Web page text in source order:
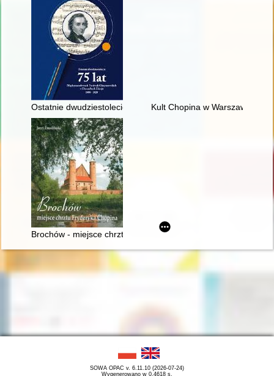
Ostatnie dwudziestolecie : 75 lat Międzynarodowych
Kult Chopina w Warszawie
Brochów - miejsce chrztu Fryderyka Chopina
SOWA OPAC v. 6.11.10 (2026-07-24)
Wygenerowano w 0,4618 s.